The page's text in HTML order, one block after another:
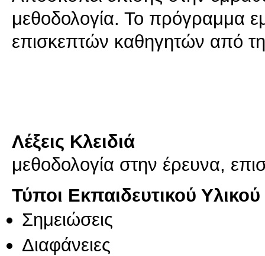
μεθοδολογία. Το πρόγραμμα
επισκεπτών καθηγητών από
Λέξεις Κλειδιά
μεθοδολογία στην έρευνα,
Τύποι Εκπαιδευτικού Υλικού
Σημειώσεις
Διαφάνειες